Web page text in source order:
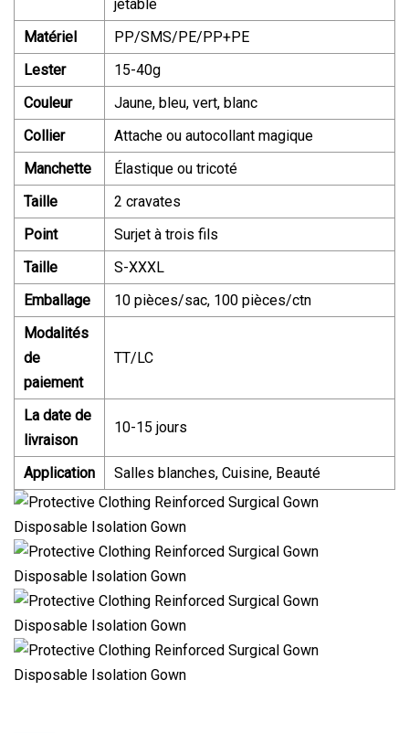
jetable
Matériel
PP/SMS/PE/PP+PE
Lester
15-40g
Couleur
Jaune, bleu, vert, blanc
Collier
Attache ou autocollant magique
Manchette
Élastique ou tricoté
Taille
2 cravates
Point
Surjet à trois fils
Taille
S-XXXL
Emballage
10 pièces/sac, 100 pièces/ctn
Modalités
de
paiement
TT/LC
La date de
livraison
10-15 jours
Application Salles blanches, Cuisine, Beauté